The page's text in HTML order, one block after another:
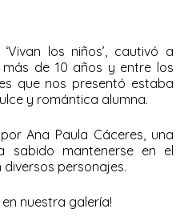
los niños’, cautivó a
de 10 años y entre los
que nos presentó estaba
y romántica alumna.
Ana Paula Cáceres, una
sabido mantenerse en el
personajes.
en nuestra galería!